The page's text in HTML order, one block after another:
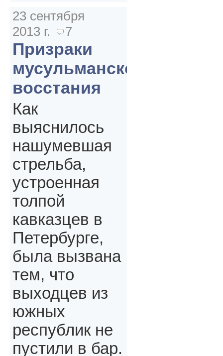
23 сентября
2013 г.
7
Призраки
мусульманского
восстания
Как
выяснилось
нашумевшая
стрельба,
устроенная
толпой
кавказцев в
Петербурге,
была вызвана
тем, что
выходцев из
южных
республик не
пустили в бар.